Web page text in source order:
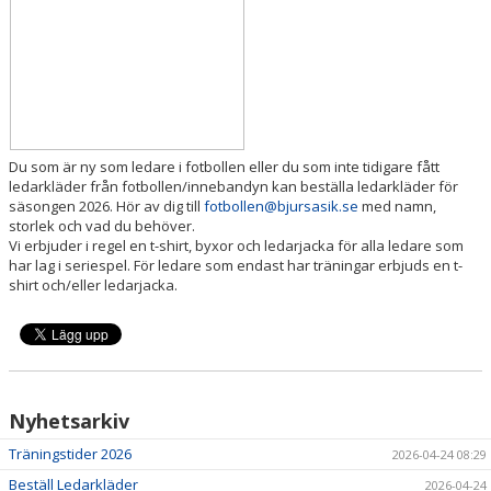
Du som är ny som ledare i fotbollen eller du som inte tidigare fått
ledarkläder från fotbollen/innebandyn kan beställa ledarkläder för
säsongen 2026. Hör av dig till fotbollen@bjursasik.se med namn,
storlek och vad du behöver.
Vi erbjuder i regel en t-shirt, byxor och ledarjacka för alla ledare som
har lag i seriespel. För ledare som endast har träningar erbjuds en t-
shirt och/eller ledarjacka.
Nyhetsarkiv
Träningstider 2026 2026-04-24 08:29
Beställ Ledarkläder 2026-04-24